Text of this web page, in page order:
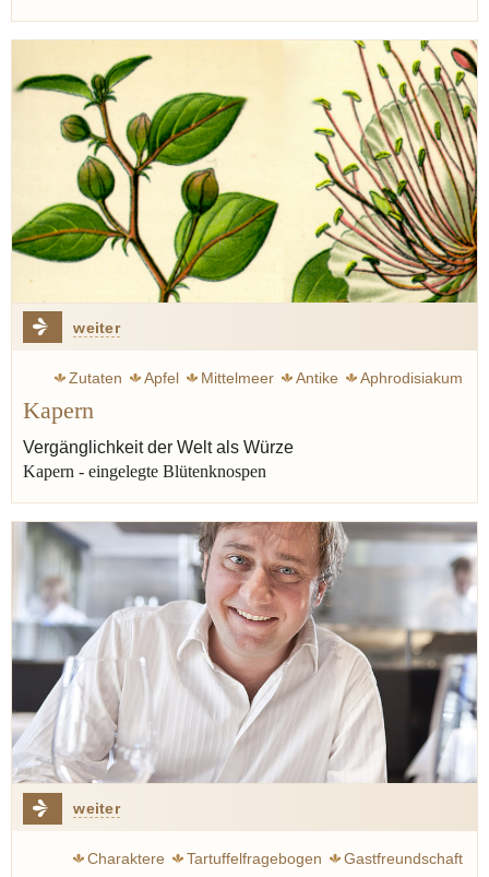
weiter
Zutaten Apfel Mittelmeer Antike
Aphrodisiakum
Bibel
Mayonnaise
Senf
Kapern
Vergänglichkeit der Welt als Würze
Kapern - eingelegte Blütenknospen
weiter
Charaktere Tartuffelfragebogen
Gastfreundschaft